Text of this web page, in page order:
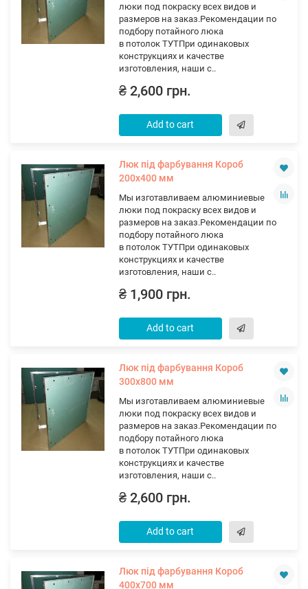
люки под покраску всех видов и
размеров на заказ.Рекомендации по
подбору потайного люка
в потолок ТУТПри одинаковых
конструкциях и качестве
изготовления, наши с..
₴ 2,600 грн.
Add to cart
Люк під фарбування Короб
200х400 мм
Мы изготавливаем алюминиевые
люки под покраску всех видов и
размеров на заказ.Рекомендации по
подбору потайного люка
в потолок ТУТПри одинаковых
конструкциях и качестве
изготовления, наши с..
₴ 1,900 грн.
Add to cart
Люк під фарбування Короб
300х800 мм
Мы изготавливаем алюминиевые
люки под покраску всех видов и
размеров на заказ.Рекомендации по
подбору потайного люка
в потолок ТУТПри одинаковых
конструкциях и качестве
изготовления, наши с..
₴ 2,600 грн.
Add to cart
Люк під фарбування Короб
400х700 мм